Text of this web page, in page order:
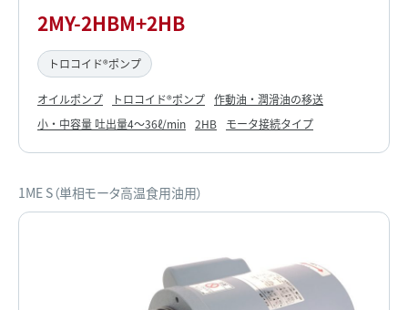
2MY-2HBM+2HB
トロコイド®ポンプ
オイルポンプ トロコイド®ポンプ 作動油・潤滑油の移送
小・中容量 吐出量4～36ℓ/min 2HB モータ接続タイプ
1ME S（単相モータ高温食用油用）